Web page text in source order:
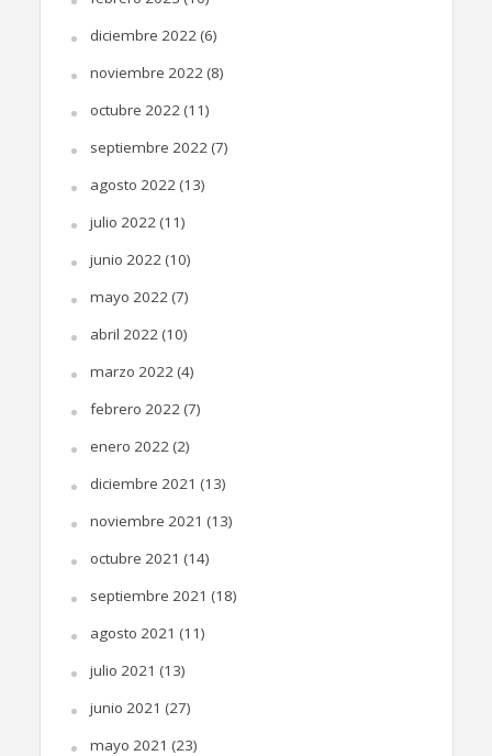
diciembre 2022 (6)
noviembre 2022 (8)
octubre 2022 (11)
septiembre 2022 (7)
agosto 2022 (13)
julio 2022 (11)
junio 2022 (10)
mayo 2022 (7)
abril 2022 (10)
marzo 2022 (4)
febrero 2022 (7)
enero 2022 (2)
diciembre 2021 (13)
noviembre 2021 (13)
octubre 2021 (14)
septiembre 2021 (18)
agosto 2021 (11)
julio 2021 (13)
junio 2021 (27)
mayo 2021 (23)